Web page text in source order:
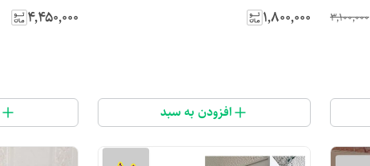
۳٬۱۰۰٬۰۰۰ ۱٬۸۰۰٬۰۰۰
افزودن به سبد
بهداشتی
۴٬۴۵۰٬۰۰۰